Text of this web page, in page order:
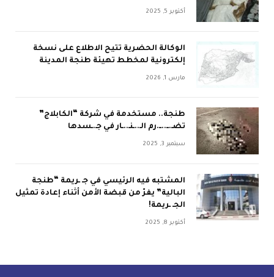
أكتوبر 5, 2025
الوكالة الحضرية تتيح الاطلاع على نسخة
إلكترونية لمخطط تهيئة طنجة المدينة
مارس 1, 2026
طنجة.. مستخدمة في شركة “الكابلاج”
تضـ.ــ..ــ.رم الـ..ـنـ..ـار في جـ.ـسدها
سبتمبر 3, 2025
المشتبه فيه الرئيسي في جـ ـريمة “طنجة
البالية” يفرّ من قبضة الأمن أثناء إعادة تمثيل
الجـ ـريمة!
أكتوبر 8, 2025